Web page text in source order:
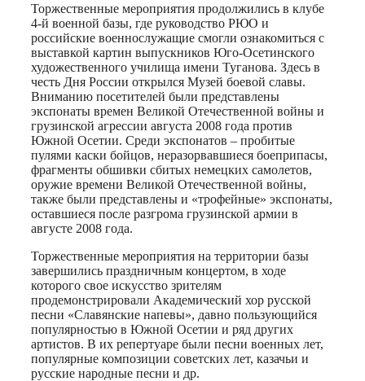
Торжественные мероприятия продолжились в клубе
4-й военной базы, где руководство РЮО и
российские военнослужащие смогли ознакомиться с
выставкой картин выпускников Юго-Осетинского
художественного училища имени Туганова. Здесь в
честь Дня России открылся Музей боевой славы.
Вниманию посетителей были представлены
экспонаты времен Великой Отечественной войны и
грузинской агрессии августа 2008 года против
Южной Осетии. Среди экспонатов – пробитые
пулями каски бойцов, неразорвавшиеся боеприпасы,
фрагменты обшивки сбитых немецких самолетов,
оружие времени Великой Отечественной войны,
также были представлены и «трофейные» экспонаты,
оставшиеся после разгрома грузинской армии в
августе 2008 года.
Торжественные мероприятия на территории базы
завершились праздничным концертом, в ходе
которого свое искусство зрителям
продемонстрировали Академический хор русской
песни «Славянские напевы», давно пользующийся
популярностью в Южной Осетии и ряд других
артистов. В их репертуаре были песни военных лет,
популярные композиции советских лет, казачьи и
русские народные песни и др.